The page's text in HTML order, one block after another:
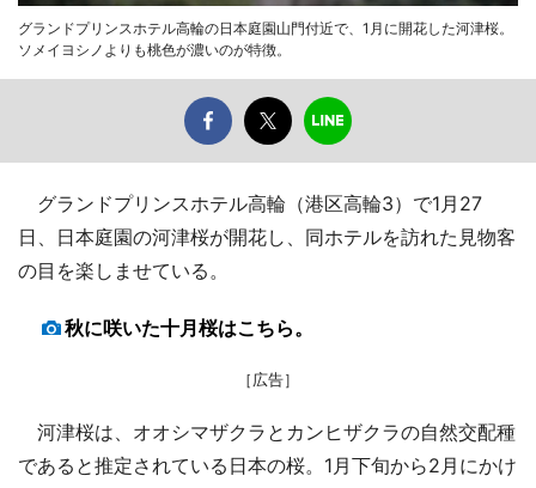
グランドプリンスホテル高輪の日本庭園山門付近で、1月に開花した河津桜。
ソメイヨシノよりも桃色が濃いのが特徴。
グランドプリンスホテル高輪（港区高輪3）で1月27
日、日本庭園の河津桜が開花し、同ホテルを訪れた見物客
の目を楽しませている。
秋に咲いた十月桜はこちら。
［広告］
河津桜は、オオシマザクラとカンヒザクラの自然交配種
であると推定されている日本の桜。1月下旬から2月にかけ